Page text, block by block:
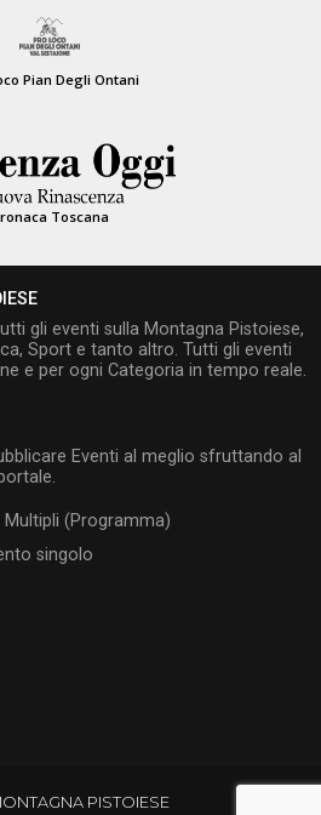
Pian Degli Ontani
Toscana
gli eventi sulla Montagna Pistoiese,
Sport e tanto altro. Tutti gli eventi
e per ogni Categoria in tempo reale.
Eventi al meglio sfruttando al
(Programma)
singolo
PISTOIESE